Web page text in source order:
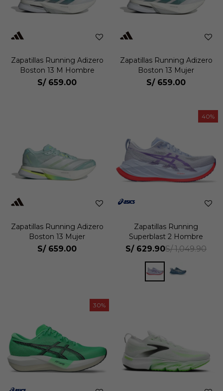
Zapatillas Running Adizero
Boston 13 M Hombre
S/ 659.00
Zapatillas Running Adizero
Boston 13 Mujer
S/ 659.00
Zapatillas Running Adizero
Boston 13 Mujer
S/ 659.00
40
Zapatillas Running
Superblast 2 Hombre
S/ 629.90S/ 1,049.90
30